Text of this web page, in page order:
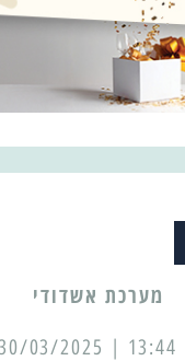
מערכת אשדודי
13:44 | 30/03/2025